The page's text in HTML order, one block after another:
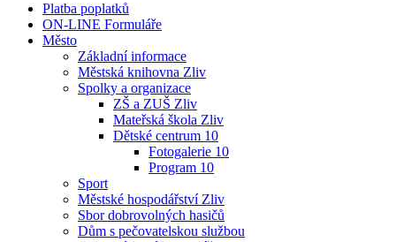
Platba poplatků
ON-LINE Formuláře
Město
Základní informace
Městská knihovna Zliv
Spolky a organizace
ZŠ a ZUŠ Zliv
Mateřská škola Zliv
Dětské centrum 10
Fotogalerie 10
Program 10
Sport
Městské hospodářství Zliv
Sbor dobrovolných hasičů
Dům s pečovatelskou službou